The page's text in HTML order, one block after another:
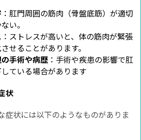
：肛門周囲の筋肉（骨盤底筋）が適切
い。
：ストレスが高いと、体の筋肉が緊張
せることがあります。
手術や病歴 ：手術や疾患の影響で肛
ている場合があります
状
症状には以下のようなものがありま